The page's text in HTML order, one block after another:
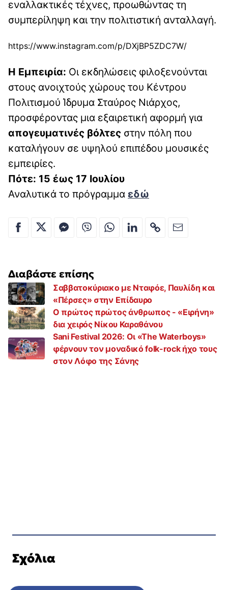
εναλλακτικές τέχνες, προωθώντας τη
συμπερίληψη και την πολιτιστική ανταλλαγή.
https://www.instagram.com/p/DXjBP5ZDC7W/
Η Εμπειρία: Οι εκδηλώσεις φιλοξενούνται
στους ανοιχτούς χώρους του Κέντρου
Πολιτισμού Ίδρυμα Σταύρος Νιάρχος,
προσφέροντας μια εξαιρετική αφορμή για
απογευματινές βόλτες στην πόλη που
καταλήγουν σε υψηλού επιπέδου μουσικές
εμπειρίες.
Πότε: 15 έως 17 Ιουλίου
Αναλυτικά το πρόγραμμα εδώ
Διαβάστε επίσης
Σαββατοκύριακο με Νταφόε, Παυλίδη και
«Πέρσες» στην Επίδαυρο
Ο πρώτος πρώτος άνθρωπος - «Ειρήνη»
δια χειρός Νίκου Καραθάνου
Sani Festival 2026: Οι «Τhe Waterboys»
φέρνουν τον μοναδικό folk-rock ήχο τους
στον Λόφο της Σάνης
Σχόλια